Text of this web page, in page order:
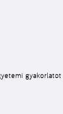
gyakorlatot